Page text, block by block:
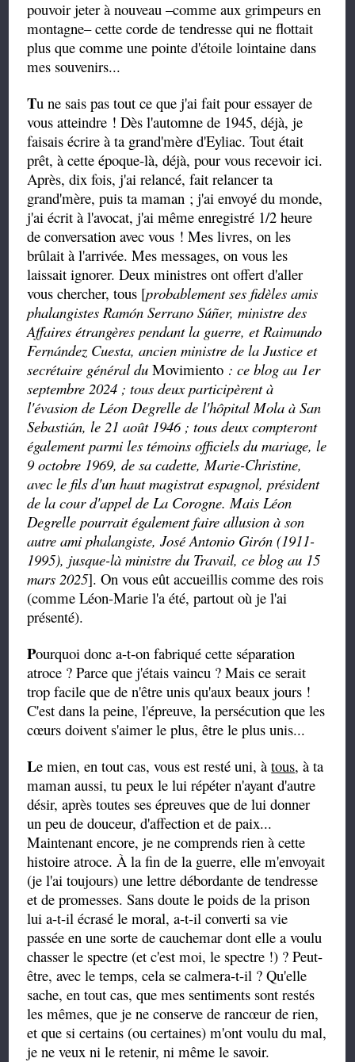
pouvoir jeter à nouveau –comme aux grimpeurs en
montagne– cette corde de tendresse qui ne flottait
plus que comme une pointe d'étoile lointaine dans
mes souvenirs...
Tu ne sais pas tout ce que j'ai fait pour essayer de
vous atteindre ! Dès l'automne de 1945, déjà, je
faisais écrire à ta grand'mère d'Eyliac. Tout était
prêt, à cette époque-là, déjà, pour vous recevoir ici.
Après, dix fois, j'ai relancé, fait relancer ta
grand'mère, puis ta maman ; j'ai envoyé du monde,
j'ai écrit à l'avocat, j'ai même enregistré 1/2 heure
de conversation avec vous ! Mes livres, on les
brûlait à l'arrivée. Mes messages, on vous les
laissait ignorer. Deux ministres ont offert d'aller
vous chercher, tous [probablement ses fidèles amis
phalangistes Ramón Serrano Súñer, ministre des
Affaires étrangères pendant la guerre, et Raimundo
Fernández Cuesta, ancien ministre de la Justice et
secrétaire général duMovimiento : ce blog au 1er
septembre 2024 ; tous deux participèrent à
l'évasion de Léon Degrelle de l'hôpital Mola à San
Sebastián, le 21 août 1946 ; tous deux compteront
également parmi les témoins officiels du mariage, le
9 octobre 1969, de sa cadette, Marie-Christine,
avec le fils d'un haut magistrat espagnol, président
de la cour d'appel de La Corogne. Mais Léon
Degrelle pourrait également faire allusion à son
autre ami phalangiste, José Antonio Girón (1911-
1995), jusque-là ministre du Travail, ce blog au 15
mars 2025]. On vous eût accueillis comme des rois
(comme Léon-Marie l'a été, partout où je l'ai
présenté).
Pourquoi donc a-t-on fabriqué cette séparation
atroce ? Parce que j'étais vaincu ? Mais ce serait
trop facile que de n'être unis qu'aux beaux jours !
C'est dans la peine, l'épreuve, la persécution que les
cœurs doivent s'aimer le plus, être le plus unis...
Le mien, en tout cas, vous est resté uni, àtous, à ta
maman aussi, tu peux le lui répéter n'ayant d'autre
désir, après toutes ses épreuves que de lui donner
un peu de douceur, d'affection et de paix...
Maintenant encore, je ne comprends rien à cette
histoire atroce. À la fin de la guerre, elle m'envoyait
(je l'ai toujours) une lettre débordante de tendresse
et de promesses. Sans doute le poids de la prison
lui a-t-il écrasé le moral, a-t-il converti sa vie
passée en une sorte de cauchemar dont elle a voulu
chasser le spectre (et c'est moi, le spectre !) ? Peut-
être, avec le temps, cela se calmera-t-il ? Qu'elle
sache, en tout cas, que mes sentiments sont restés
les mêmes, que je ne conserve de rancœur de rien,
et que si certains (ou certaines) m'ont voulu du mal,
je ne veux ni le retenir, ni même le savoir.